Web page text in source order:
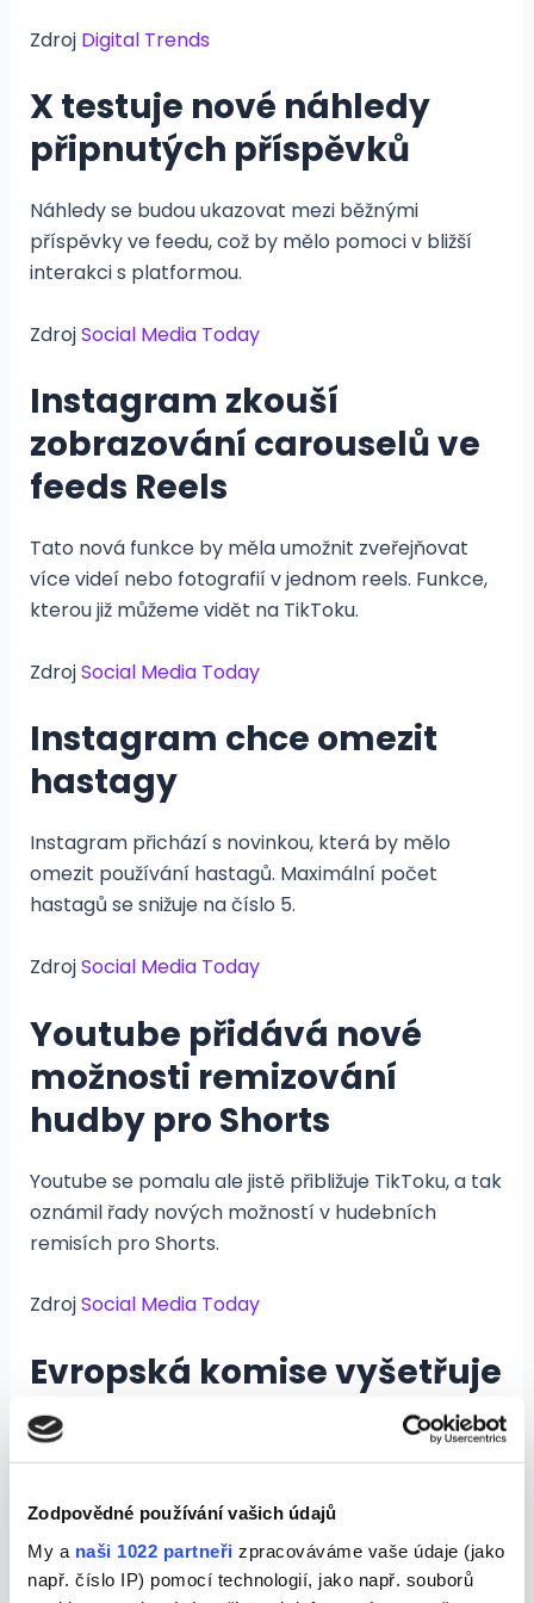
Zodpovědné používání vašich údajů
My a naši 1022 partneři zpracováváme vaše údaje (jako
např. číslo IP) pomocí technologií, jako např. souborů
Zdroj Digital Trends
X testuje nové náhledy
připnutých příspěvků
Náhledy se budou ukazovat mezi běžnými
příspěvky ve feedu, což by mělo pomoci v bližší
interakci s platformou.
ZdrojSocial Media Today
Instagram zkouší
zobrazování carouselů ve
feeds Reels
Tato nová funkce by měla umožnit zveřejňovat
více videí nebo fotografií v jednom reels. Funkce,
kterou již můžeme vidět na TikToku.
ZdrojSocial Media Today
Instagram chce omezit
hastagy
Instagram přichází s novinkou, která by mělo
omezit používání hastagů. Maximální počet
hastagů se snižuje na číslo 5.
ZdrojSocial Media Today
Youtube přidává nové
možnosti remizování
hudby pro Shorts
Youtube se pomalu ale jistě přibližuje TikToku, a tak
oznámil řady nových možností v hudebních
remisích pro Shorts.
ZdrojSocial Media Today
Evropská komise vyšetřuje
společnost TikTok kvůli
porušení DSA
Evropská komise se na TikTok zaměřila již v září.
Komise chce tuto sociální síť prověřit z důvodu
dodržování ochrany dětí a mládeže.